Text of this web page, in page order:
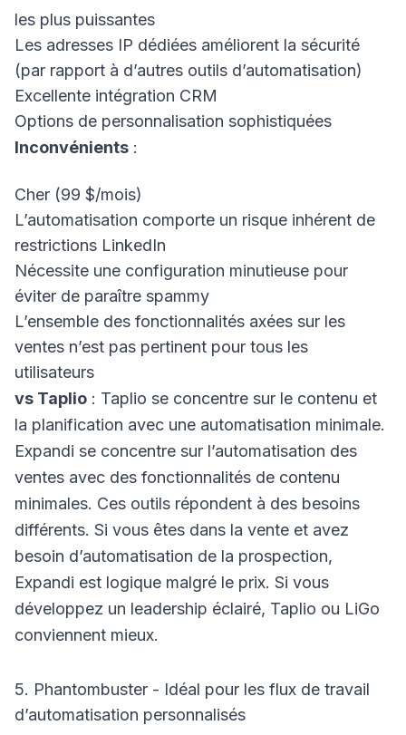
les plus puissantes
Les adresses IP dédiées améliorent la sécurité
(par rapport à d’autres outils d’automatisation)
Excellente intégration CRM
Options de personnalisation sophistiquées
Inconvénients :
Cher (99 $/mois)
L’automatisation comporte un risque inhérent de
restrictions LinkedIn
Nécessite une configuration minutieuse pour
éviter de paraître spammy
L’ensemble des fonctionnalités axées sur les
ventes n’est pas pertinent pour tous les
utilisateurs
vs Taplio : Taplio se concentre sur le contenu et
la planification avec une automatisation minimale.
Expandi se concentre sur l’automatisation des
ventes avec des fonctionnalités de contenu
minimales. Ces outils répondent à des besoins
différents. Si vous êtes dans la vente et avez
besoin d’automatisation de la prospection,
Expandi est logique malgré le prix. Si vous
développez un leadership éclairé, Taplio ou LiGo
conviennent mieux.
5. Phantombuster - Idéal pour les flux de travail
d’automatisation personnalisés